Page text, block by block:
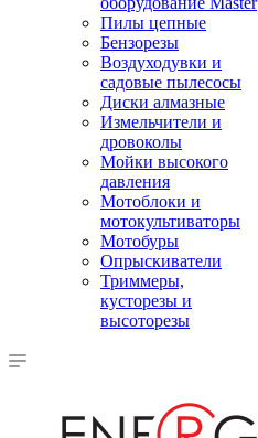
Пилы цепные
Бензорезы
Воздуходувки и
садовые пылесосы
Диски алмазные
Измельчители и
дровоколы
Мойки высокого
давления
Мотоблоки и
мотокультиваторы
Мотобуры
Опрыскиватели
Триммеры,
кусторезы и
высоторезы